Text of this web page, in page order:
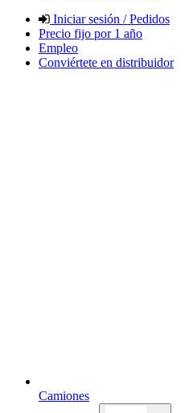
Iniciar sesión / Pedidos
Precio fijo por 1 año
Empleo
Conviértete en distribuidor
Camiones